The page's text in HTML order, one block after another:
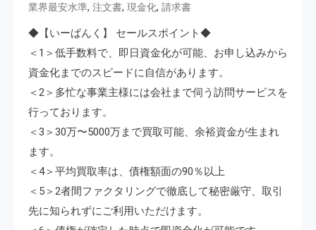
業界最安水準, 注文書, 現金化, 請求書
◆【いーばんく】 セールスポイント◆
＜1＞低手数料で、即日資金化が可能、お申し込みから
資金化までのスピードに自信があります。
＜2＞多忙な事業主様には会社まで伺う訪問サービスを
行っております。
＜3＞30万〜5000万まで買取可能、余裕資金が生まれ
ます。
＜4＞平均買取率は、債権額面の90％以上
＜5＞2者間ファクタリングで徹底して秘密厳守、取引
先に知られずにご利用いただけます。